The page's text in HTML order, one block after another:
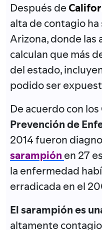
Después de
alta de contagio
Arizona, donde las
calculan que más
del estado,
podido ser
De acuerdo con los
Prevención de
2014 fueron
sarampión en 27
la enfermedad
erradicada en el
El sarampión es
altamente